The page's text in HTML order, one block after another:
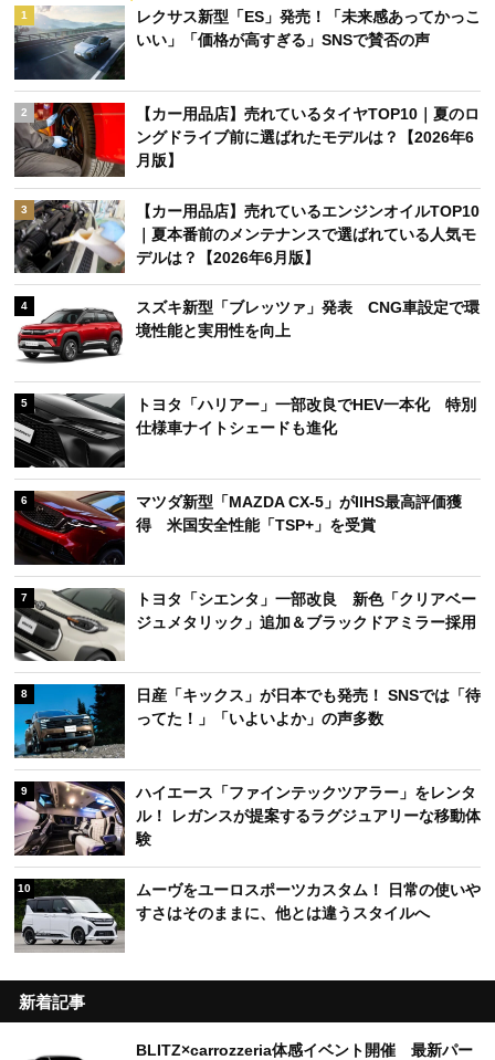
1
レクサス新型「ES」発売！「未来感あってかっこ
いい」「価格が高すぎる」SNSで賛否の声
2
【カー用品店】売れているタイヤTOP10｜夏のロ
ングドライブ前に選ばれたモデルは？【2026年6
月版】
3
【カー用品店】売れているエンジンオイルTOP10
｜夏本番前のメンテナンスで選ばれている人気モ
デルは？【2026年6月版】
4
スズキ新型「ブレッツァ」発表 CNG車設定で環
境性能と実用性を向上
5
トヨタ「ハリアー」一部改良でHEV一本化 特別
仕様車ナイトシェードも進化
6
マツダ新型「MAZDA CX-5」がIIHS最高評価獲
得 米国安全性能「TSP+」を受賞
7
トヨタ「シエンタ」一部改良 新色「クリアベー
ジュメタリック」追加＆ブラックドアミラー採用
8
日産「キックス」が日本でも発売！ SNSでは「待
ってた！」「いよいよか」の声多数
9
ハイエース「ファインテックツアラー」をレンタ
ル！ レガンスが提案するラグジュアリーな移動体
験
10
ムーヴをユーロスポーツカスタム！ 日常の使いや
すさはそのままに、他とは違うスタイルへ
新着記事
BLITZ×carrozzeria体感イベント開催 最新パー